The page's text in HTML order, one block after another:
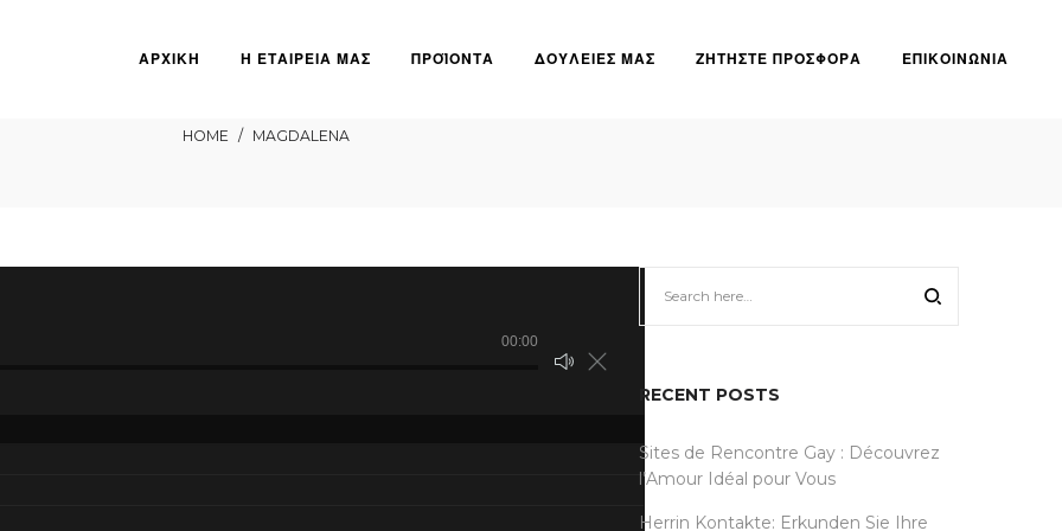
ΑΡΧΙΚΗ Η ΕΤΑΙΡΕΙΑ ΜΑΣ ΠΡΟΪΟΝΤΑ ΔΟΥΛΕΙΕΣ ΜΑΣ ΖΗΤΗΣΤΕ ΠΡΟΣΦΟΡΑ ΕΠΙΚΟΙΝΩΝΙΑ
HOME / MAGDALENA
00:00
RECENT POSTS
Sites de Rencontre Gay : Découvrez
l’Amour Idéal pour Vous
Herrin Kontakte: Erkunden Sie Ihre